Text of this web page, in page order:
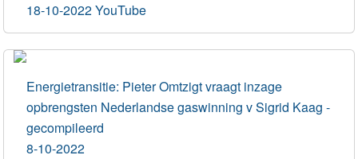
18-10-2022 YouTube
Energietransitie: Pieter Omtzigt vraagt inzage
opbrengsten Nederlandse gaswinning v Sigrid Kaag -
gecompileerd
8-10-2022